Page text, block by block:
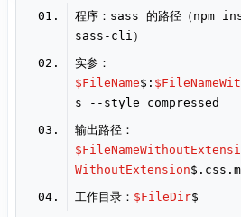
程序：sass 的路径（npm
sass -
实参：
$FileName$:
s
--
输出路径：
WithoutExtension
工作目录： $FileDir